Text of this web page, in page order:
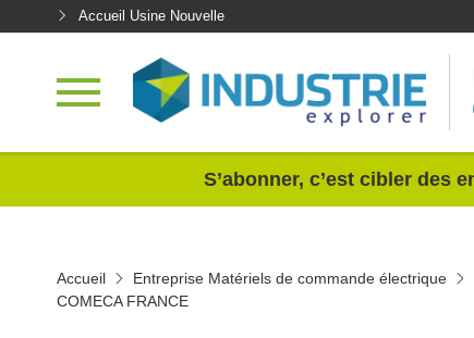
Accueil Usine Nouvelle
S’abonner, c’est cibler des
Accueil Entreprise Matériels de commande électrique
COMECA FRANCE